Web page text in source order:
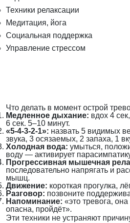
Техники релаксации
Медитация, йога
Социальная поддержка
Управление стрессом
Что делать в момент острой
Медленное дыхание: вдох 4
6 сек. 5–10 минут.
«5-4-3-2-1»: назвать 5 видимых
звука, 3 осязаемых, 2 запаха, 1
Холодная вода: умыться,
воду — активирует
Прогрессивная мышечная
последовательно напрягать и
мышц.
Движение: короткая прогулка,
Разговор: позвоните
Напоминание: «это тревога,
опасна, пройдёт».
Эти техники не устраняют